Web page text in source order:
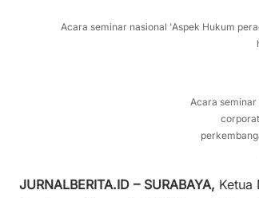
Acara seminar nasional 'Aspek Hukum
Acara seminar
JURNALBERITA.ID – SURABAYA, Ketua